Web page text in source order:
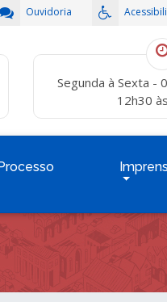
Ouvidoria
Segunda à Sexta -
12h30